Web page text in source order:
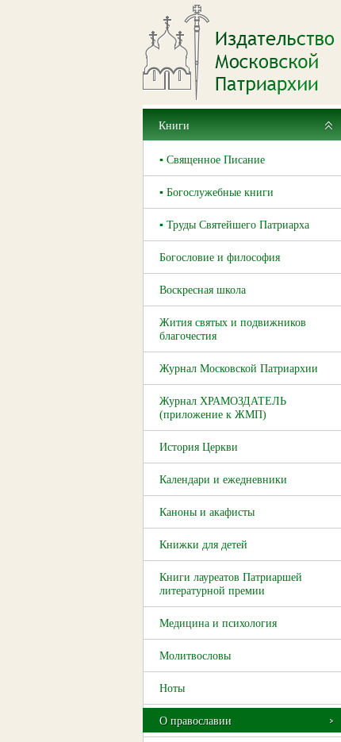
Книги
▪ Священное Писание
▪ Богослужебные книги
▪ Труды Святейшего Патриарха
Богословие и философия
Воскресная школа
Жития святых и подвижников
благочестия
Журнал Московской Патриархии
Журнал ХРАМОЗДАТЕЛЬ
(приложение к ЖМП)
История Церкви
Календари и ежедневники
Каноны и акафисты
Книжки для детей
Книги лауреатов Патриаршей
литературной премии
Медицина и психология
Молитвословы
Ноты
О православии